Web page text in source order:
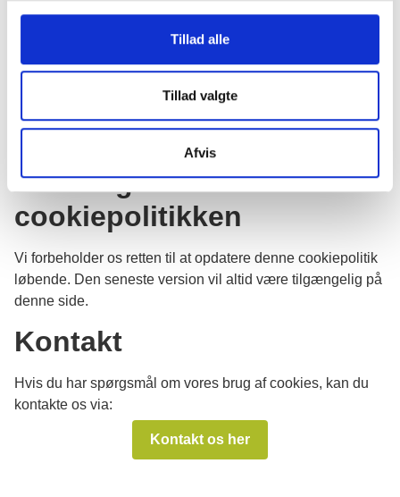
Tillad alle
Tillad valgte
Afvis
Sådan undgår eller sletter
du cookies
Du kan til enhver tid slette eller blokere cookies i din
browser. Vær dog opmærksom på, at dele af hjemmesiden
Ændringer til
cookiepolitikken
Vi forbeholder os retten til at opdatere denne cookiepolitik
løbende. Den seneste version vil altid være tilgængelig på
denne side.
Kontakt
Hvis du har spørgsmål om vores brug af cookies, kan du
kontakte os via:
Kontakt os her